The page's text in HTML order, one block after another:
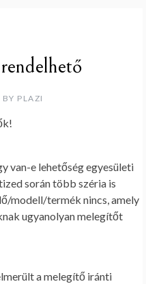
BY PLAZI
van-e lehetőség egyesületi
során több széria is
modell/termék nincs, amely
ugyanolyan melegítőt
a melegítő iránti